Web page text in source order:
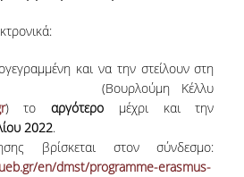
ΕΠΙΔΟΣΗΣ ΣΤΗ
ΔΥΝΑΜΙΚΟ
και να την στείλουν στη
(Βουρλούμη Κέλλυ
) τοαργότερο μέχρι και την
2022.
βρίσκεται στον σύνδεσμο:
en/dmst/programme-erasmus-